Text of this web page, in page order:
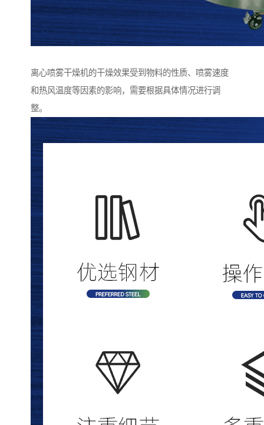
离心喷雾干燥机的干燥效果受到物料的性质、喷雾速度
和热风温度等因素的影响，需要根据具体情况进行调
整。